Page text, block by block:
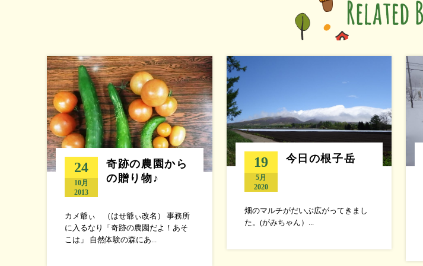
24
10月
2013
奇跡の農園から
の贈り物♪
カメ爺ぃ （はせ爺ぃ改名） 事務所
に入るなり「奇跡の農園だよ！あそ
こは」 自然体験の森にあ...
19
5月
2020
今日の根子岳
畑のマルチがだいぶ広がってきまし
た。(がみちゃん）...